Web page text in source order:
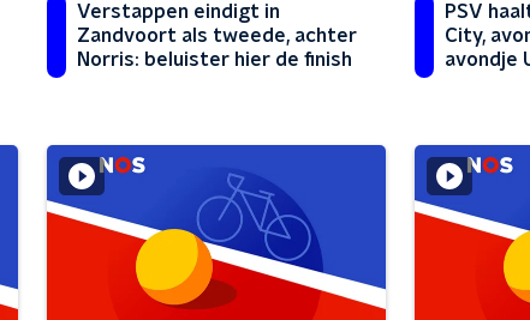
Verstappen eindigt in
Zandvoort als tweede, achter
Norris: beluister hier de finish
PSV
City,
avondje